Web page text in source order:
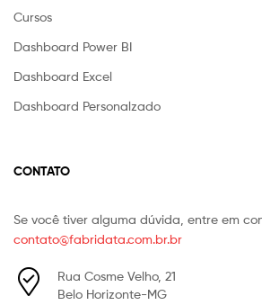
Cursos
Dashboard Power BI
Dashboard Excel
Dashboard Personalzado
CONTATO
Se você tiver alguma dúvida, entre em
contato@fabridata.com.br.br
Rua Cosme Velho, 21
Belo Horizonte-MG